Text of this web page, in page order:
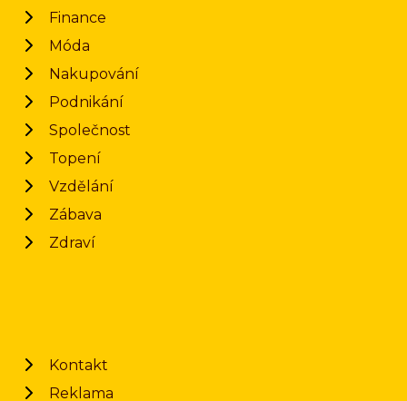
Finance
Móda
Nakupování
Podnikání
Společnost
Topení
Vzdělání
Zábava
Zdraví
Kontakt
Reklama